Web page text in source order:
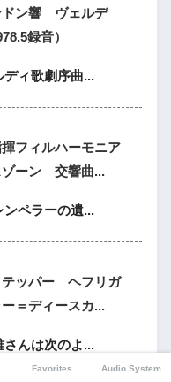
ドン響 ヴェルデ
録音）
ディ歌劇序曲...
フィルハーモニア
ーン 交響曲...
ペラーの遺...
ッパー ヘフリガ
＝ディースカ...
んは次のよ...
Favorites Audio System